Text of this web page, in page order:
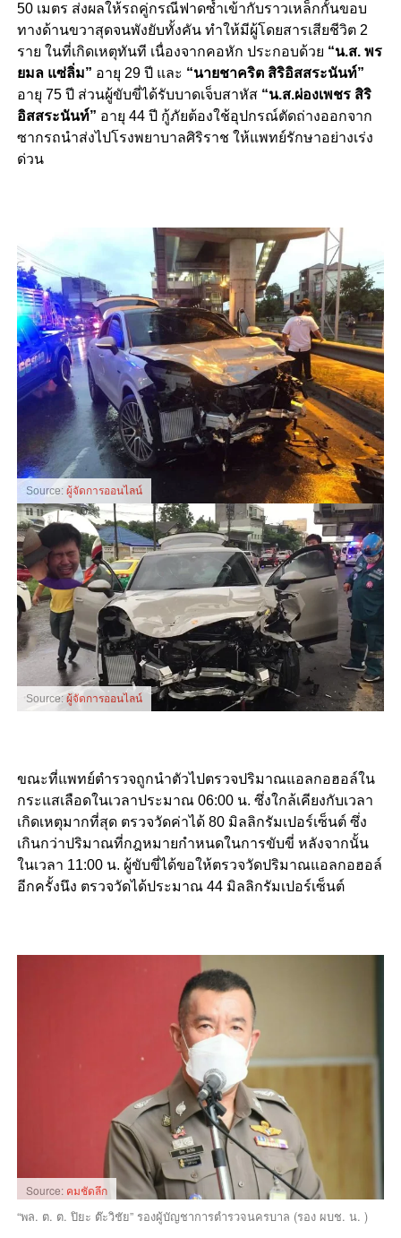
50 เมตร ส่งผลให้รถคู่กรณีฟาดซ้ำเข้ากับราวเหล็กกั้นขอบ
ทางด้านขวาสุดจนพังยับทั้งคัน ทำให้มีผู้โดยสารเสียชีวิต 2
ราย ในที่เกิดเหตุทันที เนื่องจากคอหัก ประกอบด้วย “น.ส. พร
ยมล แซ่ลิ่ม” อายุ 29 ปี และ “นายชาคริต สิริอิสสระนันท์”
อายุ 75 ปี ส่วนผู้ขับขี่ได้รับบาดเจ็บสาหัส “น.ส.ผ่องเพชร สิริ
อิสสระนันท์” อายุ 44 ปี กู้ภัยต้องใช้อุปกรณ์ตัดถ่างออกจาก
ซากรถนำส่งไปโรงพยาบาลศิริราช ให้แพทย์รักษาอย่างเร่ง
ด่วน
Source: ผู้จัดการออนไลน์
Source:ผู้จัดการออนไลน์
ขณะที่แพทย์ตำรวจถูกนำตัวไปตรวจปริมาณแอลกอฮอล์ใน
กระแสเลือดในเวลาประมาณ 06:00 น. ซึ่งใกล้เคียงกับเวลา
เกิดเหตุมากที่สุด ตรวจวัดค่าได้ 80 มิลลิกรัมเปอร์เซ็นต์ ซึ่ง
เกินกว่าปริมาณที่กฎหมายกำหนดในการขับขี่ หลังจากนั้น
ในเวลา 11:00 น. ผู้ขับขี่ได้ขอให้ตรวจวัดปริมาณแอลกอฮอล์
อีกครั้งนึง ตรวจวัดได้ประมาณ 44 มิลลิกรัมเปอร์เซ็นต์
Source: คมชัดลึก
“พล. ต. ต. ปิยะ ต๊ะวิชัย” รองผู้บัญชาการตำรวจนครบาล (รอง ผบช. น. )